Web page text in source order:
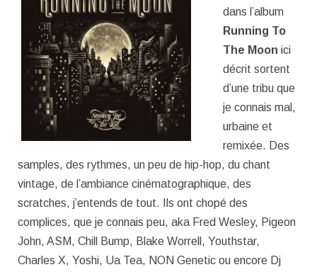
dans l’album
Running To
The Moon ici
décrit sortent
d’une tribu que
je connais mal,
urbaine et
remixée. Des
samples, des rythmes, un peu de hip-hop, du chant
vintage, de l’ambiance cinématographique, des
scratches, j’entends de tout. Ils ont chopé des
complices, que je connais peu, aka Fred Wesley, Pigeon
John, ASM, Chill Bump, Blake Worrell, Youthstar,
Charles X, Yoshi, Ua Tea, NON Genetic ou encore Dj